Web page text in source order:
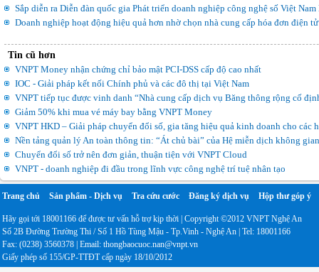
Sắp diễn ra Diễn đàn quốc gia Phát triển doanh nghiệp công nghệ số Việt
Doanh nghiệp hoạt động hiệu quả hơn nhờ chọn nhà cung cấp hóa đơn điện
Tin cũ hơn
VNPT Money nhận chứng chỉ bảo mật PCI-DSS cấp độ cao nhất
IOC - Giải pháp kết nối Chính phủ và các đô thị tại Việt Nam
VNPT tiếp tục được vinh danh “Nhà cung cấp dịch vụ Băng thông rộng cố
Giảm 50% khi mua vé máy bay bằng VNPT Money
VNPT HKD – Giải pháp chuyển đổi số, gia tăng hiệu quả kinh doanh cho các
Nền tảng quản lý An toàn thông tin: “Át chủ bài” của Hệ miễn dịch không
Chuyển đổi số trở nên đơn giản, thuận tiện với VNPT Cloud
VNPT - doanh nghiệp đi đầu trong lĩnh vực công nghệ trí tuệ nhân tạo
Trang chủ Sản phẩm - Dịch vụ Tra cứu cước Đăng ký dịch vụ Hộp thư góp ý
Hãy gọi tới 18001166 để được tư vấn hỗ trợ kịp thời | Copyright ©2012 VNPT Nghệ An
Số 2B Đường Trường Thi / Số 1 Hồ Tùng Mậu - Tp.Vinh - Nghệ An | Tel: 18001166
Fax: (0238) 3560378 | Email: thongbaocuoc.nan@vnpt.vn
Giấy phép số 155/GP-TTĐT cấp ngày 18/10/2012